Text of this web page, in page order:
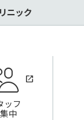
ニック
ッフ
中